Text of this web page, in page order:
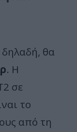
δηλαδή, θα
. Η
σε
το
από τη